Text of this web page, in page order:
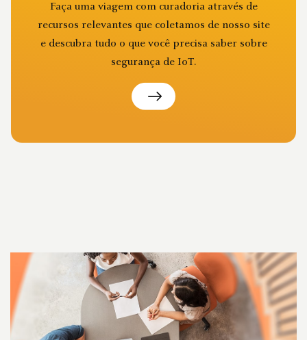
Faça uma viagem com curadoria através de
recursos relevantes que coletamos de nosso site
e descubra tudo o que você precisa saber sobre
segurança de IoT.